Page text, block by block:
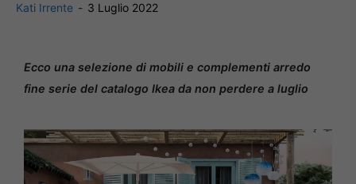
Kati Irrente - 3 Luglio 2022
Ecco una selezione di mobili e complementi arredo
fine serie del catalogo Ikea da non perdere a luglio